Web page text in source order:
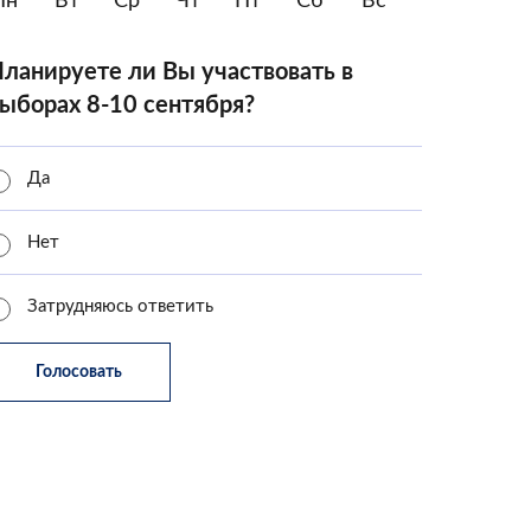
ли Вы участвовать в
8-10 сентября?
Да
Нет
Затрудняюсь ответить